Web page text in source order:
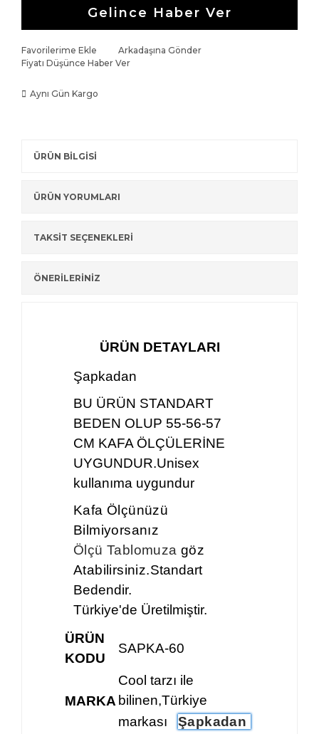
Gelince Haber Ver
Favorilerime Ekle
Arkadaşına Gönder
Fiyatı Düşünce Haber Ver
Aynı Gün Kargo
ÜRÜN BİLGİSİ
ÜRÜN YORUMLARI
TAKSİT SEÇENEKLERİ
ÖNERİLERİNİZ
ÜRÜN DETAYLARI
Şapkadan
BU ÜRÜN STANDART
BEDEN OLUP 55-56-57
CM KAFA ÖLÇÜLERİNE
UYGUNDUR.Unisex
kullanıma uygundur
Kafa Ölçünüzü
Bilmiyorsanız
Ölçü Tablomuza göz
Atabilirsiniz.Standart
Bedendir.
Türkiye'de Üretilmiştir.
ÜRÜN
KODU
SAPKA-60
MARKA
Cool tarzı ile
bilinen,Türkiye
markası
Şapkadan